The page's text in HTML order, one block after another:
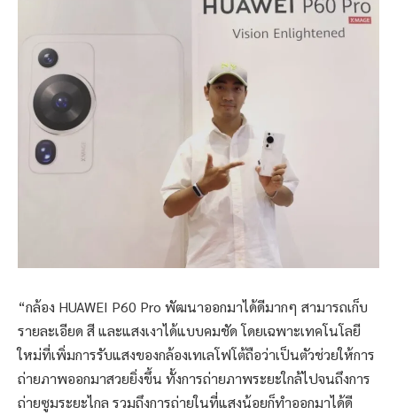
“กล้อง HUAWEI P60 Pro พัฒนาออกมาได้ดีมากๆ สามารถเก็บ
รายละเอียด สี และแสงเงาได้แบบคมชัด โดยเฉพาะเทคโนโลยี
ใหม่ที่เพิ่มการรับแสงของกล้องเทเลโฟโต้ถือว่าเป็นตัวช่วยให้การ
ถ่ายภาพออกมาสวยยิ่งขึ้น ทั้งการถ่ายภาพระยะใกล้ไปจนถึงการ
ถ่ายซูมระยะไกล รวมถึงการถ่ายในที่แสงน้อยก็ทำออกมาได้ดี